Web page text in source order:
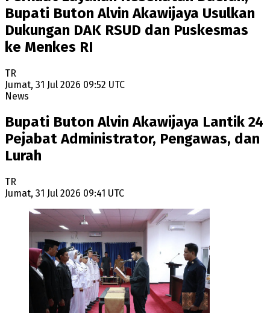
Bupati Buton Alvin Akawijaya Usulkan
Dukungan DAK RSUD dan Puskesmas
ke Menkes RI
TR
Jumat, 31 Jul 2026 09:52 UTC
News
Bupati Buton Alvin Akawijaya Lantik 24
Pejabat Administrator, Pengawas, dan
Lurah
TR
Jumat, 31 Jul 2026 09:41 UTC